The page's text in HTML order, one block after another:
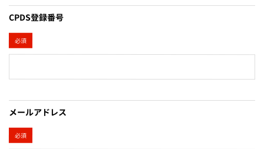
CPDS登録番号
必須
メールアドレス
必須